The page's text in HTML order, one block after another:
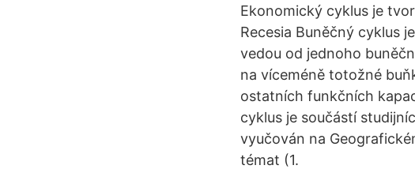
Ekonomický cyklus je
Recesia Buněčný cyklus
vedou od jednoho
na víceméně totožné
ostatních funkčních
cyklus je součástí
vyučován na
témat (1.